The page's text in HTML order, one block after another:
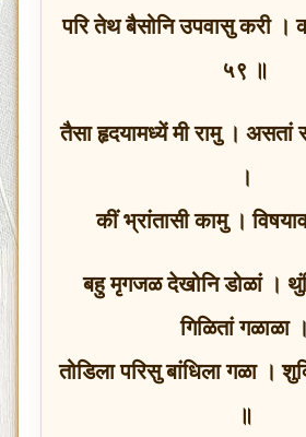
परि तेथ बैसोनि उपवासु करी ।
५९ ॥
तैसा हृदयामध्यें मी रामु । असतां
।
कीं भ्रांतासी कामु ।
बहु मृगजळ देखोनि डोळां ।
गिळितां गळाळा ।
तोडिला परिसु बांधिला गळा ।
॥